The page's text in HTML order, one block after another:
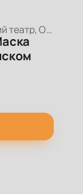
Санкт-Петербург, Александринский театр, Основная сцена